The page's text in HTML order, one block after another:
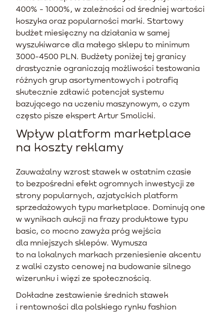
400% - 1000%, w zależności od średniej wartości
koszyka oraz popularności marki. Startowy
budżet miesięczny na działania w samej
wyszukiwarce dla małego sklepu to minimum
3000-4500 PLN. Budżety poniżej tej granicy
drastycznie ograniczają możliwości testowania
różnych grup asortymentowych i potrafią
skutecznie zdławić potencjał systemu
bazującego na uczeniu maszynowym, o czym
często pisze ekspert Artur Smolicki.
Wpływ platform marketplace
na koszty reklamy
Zauważalny wzrost stawek w ostatnim czasie
to bezpośredni efekt ogromnych inwestycji ze
strony popularnych, azjatyckich platform
sprzedażowych typu marketplace. Dominują one
w wynikach aukcji na frazy produktowe typu
basic, co mocno zawyża próg wejścia
dla mniejszych sklepów. Wymusza
to na lokalnych markach przeniesienie akcentu
z walki czysto cenowej na budowanie silnego
wizerunku i więzi ze społecznością.
Dokładne zestawienie średnich stawek
i rentowności dla polskiego rynku fashion